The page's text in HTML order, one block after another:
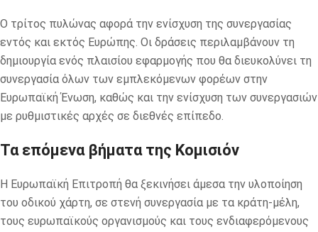
Ο τρίτος πυλώνας αφορά την ενίσχυση της συνεργασίας
εντός και εκτός Ευρώπης. Οι δράσεις περιλαμβάνουν τη
δημιουργία ενός πλαισίου εφαρμογής που θα διευκολύνει τη
συνεργασία όλων των εμπλεκόμενων φορέων στην
Ευρωπαϊκή Ένωση, καθώς και την ενίσχυση των συνεργασιών
με ρυθμιστικές αρχές σε διεθνές επίπεδο.
Τα επόμενα βήματα της Κομισιόν
Η Ευρωπαϊκή Επιτροπή θα ξεκινήσει άμεσα την υλοποίηση
του οδικού χάρτη, σε στενή συνεργασία με τα κράτη-μέλη,
τους ευρωπαϊκούς οργανισμούς και τους ενδιαφερόμενους